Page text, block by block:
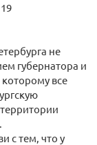
не
губернатора и
все
с тем, что у